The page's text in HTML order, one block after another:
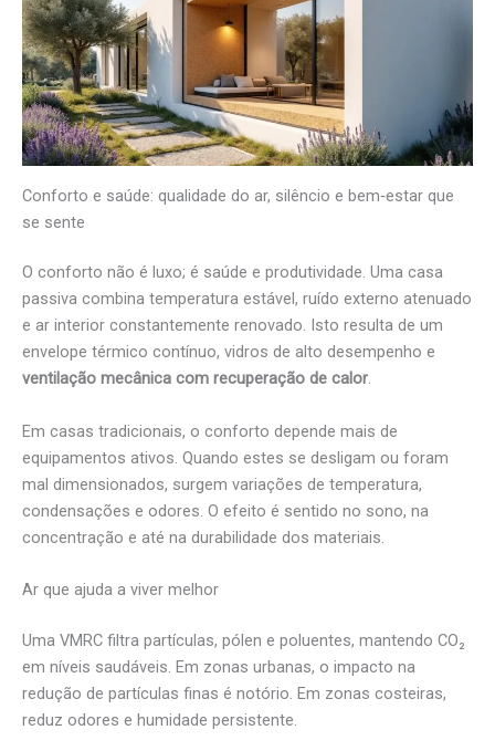
Conforto e saúde: qualidade do ar, silêncio e bem‑estar que
se sente
O conforto não é luxo; é saúde e produtividade. Uma casa
passiva combina temperatura estável, ruído externo atenuado
e ar interior constantemente renovado. Isto resulta de um
envelope térmico contínuo, vidros de alto desempenho e
ventilação mecânica com recuperação de calor.
Em casas tradicionais, o conforto depende mais de
equipamentos ativos. Quando estes se desligam ou foram
mal dimensionados, surgem variações de temperatura,
condensações e odores. O efeito é sentido no sono, na
concentração e até na durabilidade dos materiais.
Ar que ajuda a viver melhor
Uma VMRC filtra partículas, pólen e poluentes, mantendo CO₂
em níveis saudáveis. Em zonas urbanas, o impacto na
redução de partículas finas é notório. Em zonas costeiras,
reduz odores e humidade persistente.